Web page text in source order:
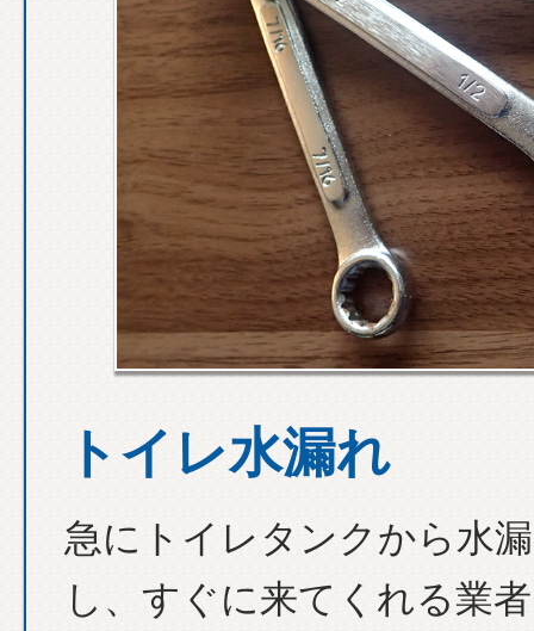
トイレ水漏れ
急にトイレタンクから水
し、すぐに来てくれる業